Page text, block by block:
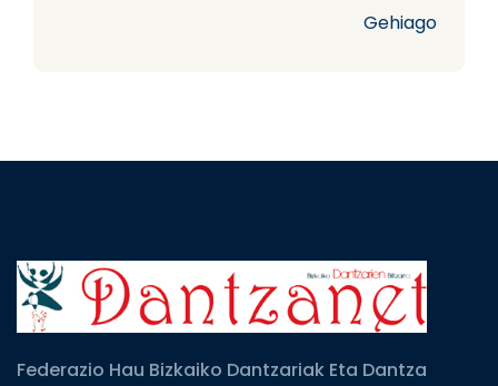
Gehiago
Federazio Hau Bizkaiko Dantzariak Eta Dantza